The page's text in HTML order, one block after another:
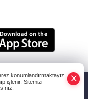
konumlandırmaktayız.
işlenir. Sitemizi